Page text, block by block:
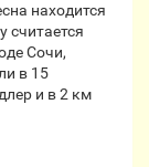
находится
считается
Сочи,
в 15
и в 2 км